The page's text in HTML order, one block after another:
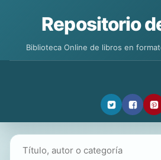
Repositorio
Biblioteca Online de libros en